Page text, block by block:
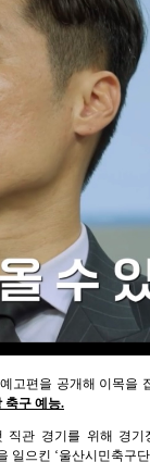
고편을 공개해 이목을
축구 예능.
직관 경기를 위해 경
으킨 ‘울산시민축구단